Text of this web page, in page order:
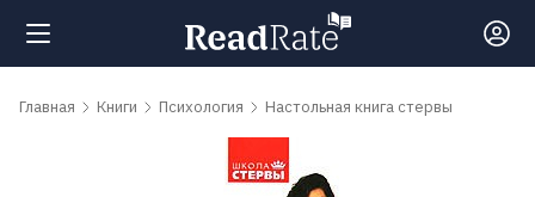
Поиск
Главная Книги Психология Настольная книга стервы